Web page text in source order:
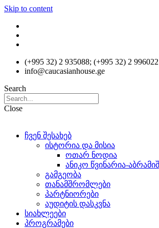
Skip to content
(+995 32) 2 935088; (+995 32) 2 996022
info@caucasianhouse.ge
Search
Close
ჩვენ შესახებ
ისტორია და მისია
ოთარ ნოდია
ანიკო წვინარია-
გამგეობა
თანამშრომლები
პარტნიორები
აუდიტის დასკვნა
სიახლეები
პროგრამები